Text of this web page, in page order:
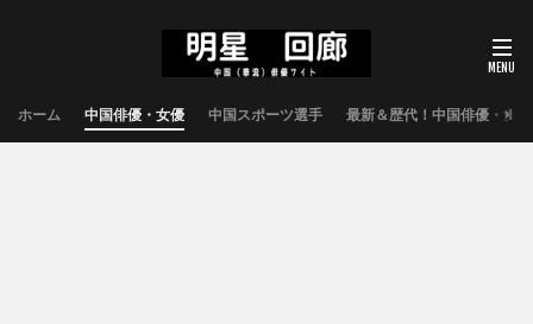
ホーム 中国俳優・女優 中国スポーツ選手 最新＆歴代！中国俳優・女